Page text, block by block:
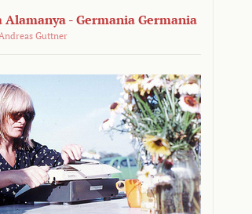
Alamanya - Germania Germania
Guttner